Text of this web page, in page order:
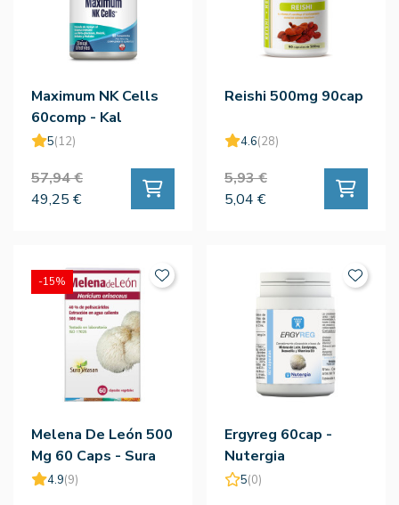
Maximum NK Cells
60comp - Kal
5(12)
57,94 €
49,25 €
Reishi 500mg 90cap
4.6(28)
5,93 €
5,04 €
Melena De León 500
Mg 60 Caps - Sura
Vitasan
4.9(9)
-15%
Ergyreg 60cap -
Nutergia
5(0)